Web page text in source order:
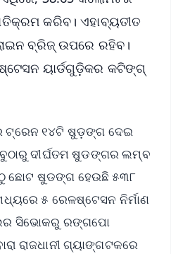
କରିବ। ଏହାବ୍ୟତୀତ
ବ୍ରିଜ୍ ଉପରେ ରହିବ।
ୟାର୍ଡଗୁଡ଼ିକର କଟିଙ୍ଗ୍
୧୪ଟି ଷୁଡ଼ଙ୍ଗ ଦେଇ
ଦୀର୍ଘତମ ଷୁଡଙ୍ଗର ଲମ୍ବ
ଛୋଟ ଷୁଡଙ୍ଗ ହେଉଛି ୫୩୮
୫ ରେଳଷ୍ଟେସନ ନିର୍ମାଣ
ସିଭୋକରୁ ରଙ୍ଗପୋ
ରାଜଧାନୀ ଗ୍ୟାଙ୍ଗଟକରେ